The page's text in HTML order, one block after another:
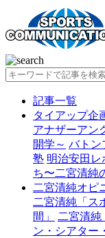
記事一覧
タイアップ企
アナザーアン
開学～ バトン
塾 明治安田レ
ち〜二宮清純
二宮清純オピ
二宮清純「ス
間」
二宮清純
ン・シアター